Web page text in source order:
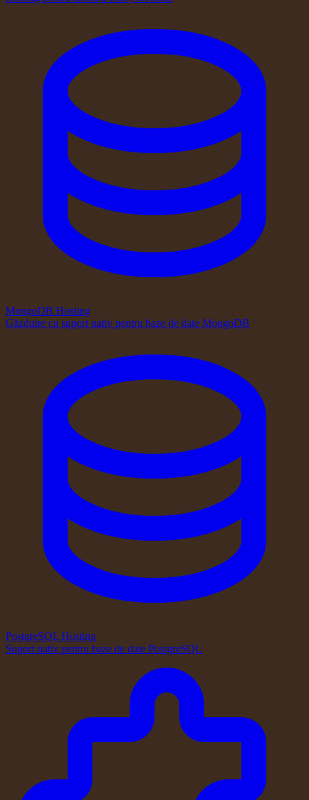
MongoDB Hosting
Găzduire cu suport nativ pentru baze de date MongoDB
PostgreSQL Hosting
Suport nativ pentru baze de date PostgreSQL